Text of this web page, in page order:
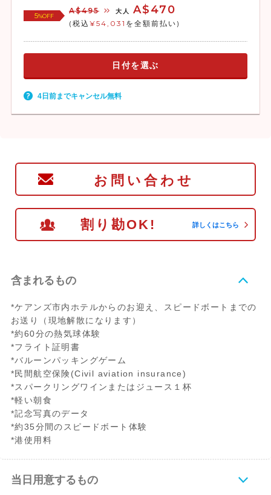
5%OFF
A$495 大人 A$470
(税込 ¥54,031 を全額前払い)
日付を選ぶ
4日前までキャンセル無料
お問い合わせ
割り勘OK! 詳しくはこちら
含まれるもの
*ケアンズ市内ホテルからのお迎え、スピードボートまでの
お送り（現地解散になります）
*約60分の熱気球体験
*フライト証明書
*バルーンパッキングゲーム
*民間航空保険(Civil aviation insurance)
*スパークリングワインまたはジュース１杯
*軽い朝食
*記念写真のデータ
*約35分間のスピードボート体験
*港使用料
当日用意するもの